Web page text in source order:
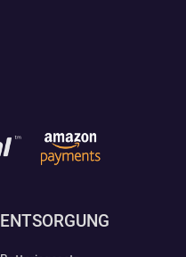
ENTSORGUNG